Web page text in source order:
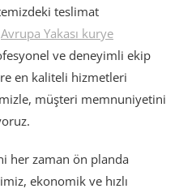
teslimat
Avrupa Yakası kurye
ve deneyimli ekip
en kaliteli hizmetleri
müşteri memnuniyetini
her zaman ön planda
ekonomik ve hızlı